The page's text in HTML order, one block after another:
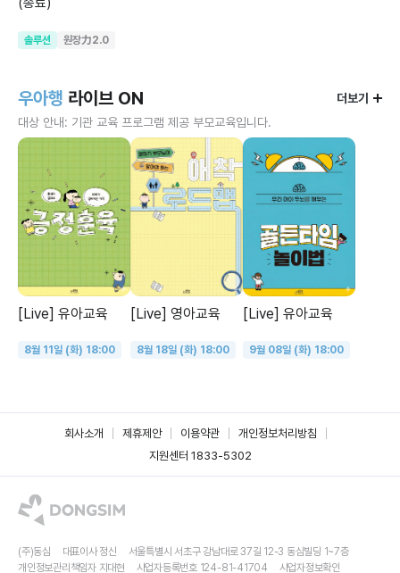
솔루션 원장力2.0
우아행 라이브 ON
더보기
대상 안내: 기관 교육 프로그램 제공 부모교육입니다.
[Live] 유아교육
8월 11일 (화) 18:00
[Live] 영아교육
8월 18일 (화) 18:00
[Live] 유아교육
9월 08일 (화) 18:00
회사소개 제휴제안 이용약관
개인정보처리방침
지원센터 1833-5302
(주)동심 대표이사 정신
서울특별시 서초구 강남대로 37길 12-3 동심빌딩 1~7층
개인정보관리책임자 지대현
사업자등록번호 124-81-41704 사업자정보확인